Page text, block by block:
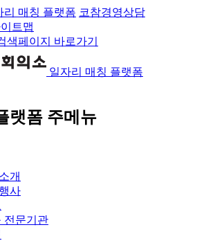
리 매칭 플랫폼 코참경영상담
트맵
색페이지 바로가기
일자리 매칭 플랫폼
랫폼 주메뉴
개
사
전문기관